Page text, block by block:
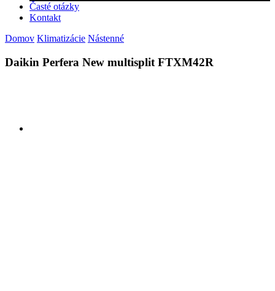
Časté otázky
Kontakt
Domov Klimatizácie Nástenné
Daikin Perfera New multisplit FTXM42R